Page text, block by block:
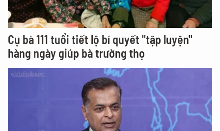
Cụ bà 111 tuổi tiết lộ bí quyết "tập luyện"
hàng ngày giúp bà trường thọ